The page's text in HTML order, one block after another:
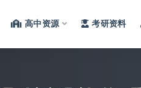
高中资源 考研资料